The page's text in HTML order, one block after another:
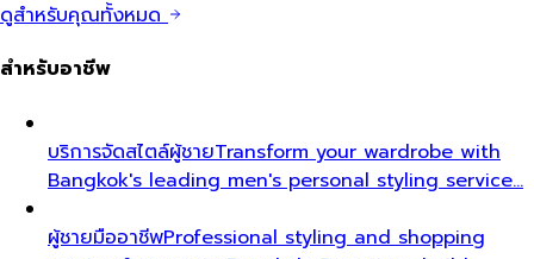
ดูสำหรับคุณทั้งหมด
สำหรับอาชีพ
บริการจัดสไตล์ผู้ชายTransform your wardrobe with
Bangkok's leading men's personal styling service…
ผู้ชายมืออาชีพProfessional styling and shopping